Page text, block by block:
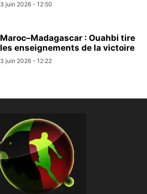
3 juin 2026 - 12:50
Maroc–Madagascar : Ouahbi tire
les enseignements de la victoire
3 juin 2026 - 12:22